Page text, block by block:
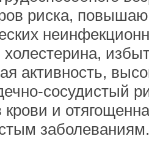
риска,
активность,
сосудистый
и
заболеваниям.